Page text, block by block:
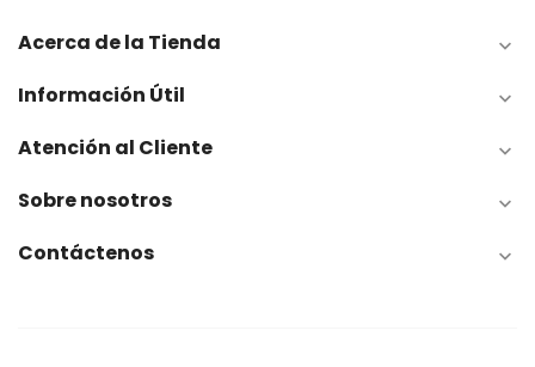
Acerca de la Tienda 
Información Útil 
Atención al Cliente 
Sobre nosotros 
Contáctenos 